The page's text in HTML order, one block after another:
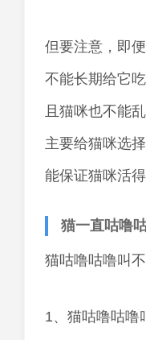
但要注意，即
不能长期给它
且猫咪也不能
主要给猫咪选
能保证猫咪活得
猫一直咕噜
猫咕噜咕噜叫
1、猫咕噜咕噜